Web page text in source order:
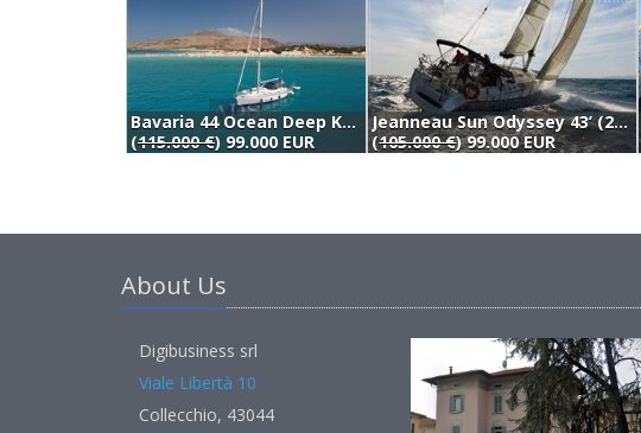
Bavaria 44 Ocean Deep Keel (2003)
(115.000 €) 99.000 EUR
Jeanneau Sun Odyssey 43’ (2004)
(105.000 €) 99.000 EUR
About Us
Digibusiness srl
Viale Libertà 10
Collecchio, 43044